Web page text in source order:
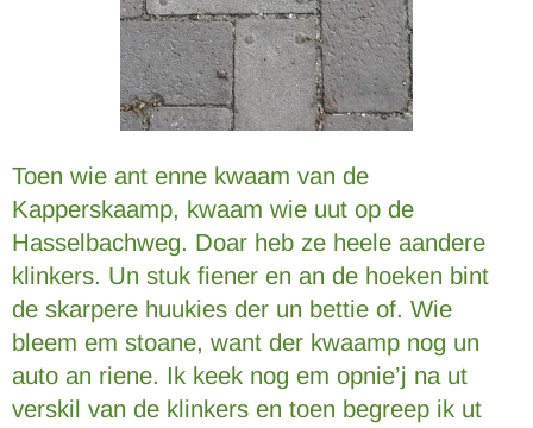
Toen wie ant enne kwaam van de
Kapperskaamp, kwaam wie uut op de
Hasselbachweg. Doar heb ze heele aandere
klinkers. Un stuk fiener en an de hoeken bint
de skarpere huukies der un bettie of. Wie
bleem em stoane, want der kwaamp nog un
auto an riene. Ik keek nog em opnie’j na ut
verskil van de klinkers en toen begreep ik ut